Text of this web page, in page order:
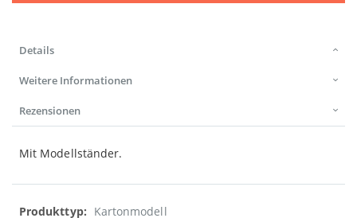
Details
Weitere Informationen
Rezensionen
Mit Modellständer.
Weitere
Kartonmodell